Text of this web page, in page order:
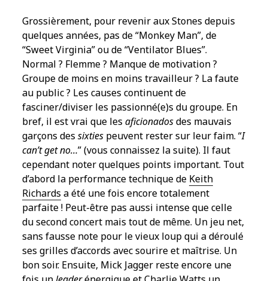
Grossièrement, pour revenir aux Stones depuis
quelques années, pas de “Monkey Man”, de
“Sweet Virginia” ou de “Ventilator Blues”.
Normal ? Flemme ? Manque de motivation ?
Groupe de moins en moins travailleur ? La faute
au public ? Les causes continuent de
fasciner/diviser les passionné(e)s du groupe. En
bref, il est vrai que lesaficionadosdes mauvais
garçons dessixties peuvent rester sur leur faim. “I
can’t get no…” (vous connaissez la suite). Il faut
cependant noter quelques points important. Tout
d’abord la performance technique de Keith
Richards a été une fois encore totalement
parfaite ! Peut-être pas aussi intense que celle
du second concert mais tout de même. Un jeu net,
sans fausse note pour le vieux loup qui a déroulé
ses grilles d’accords avec sourire et maîtrise. Un
bon soir. Ensuite, Mick Jagger reste encore une